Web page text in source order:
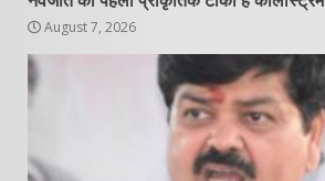
August 7, 2026